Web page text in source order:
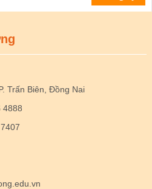
Trấn Biên, Đồng Nai
4888